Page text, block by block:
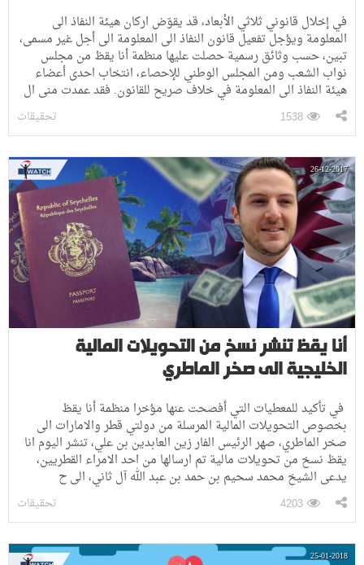
في إخلال قانوني ثلاثي الأبعاد، قد يقوّض اركان هيئة النفاذ الى
المعلومة ويؤجل تفعيل قانون النفاذ الى المعلومة الى أجل غير مسمى،
تبين، حسب وثائق رسمية حصلت عليها منظمة أنا يقظ من مجلس
نواب الشعب ومن المجلس الوطني للإحصاء، انتخاب احدى أعضاء
هيئة النفاذ الى المعلومة في خلاف صريح للقانون. فقد عمدت منى ال
تحقيقات 1538
26-12-2017
أنا يقظ تنشر نسخ من التحويلات المالية
الخليجية الى صخر الماطري
في تأكيد للمعطيات التي أفصحت عنها مؤخرا منظمة أنا يقظ
بخصوص التحويلات المالية المرسلة من دولتي قطر والامارات الى
صخر الماطري، صهر الرئيس الفار زين العابدين بن علي، تنشر اليوم انا
يقظ نسخ من تحويلات مالية تم ارسالها من احد الامراء القطريين،
يدعى الشيخ محمد سحيم بن حمد بن عبد الله آل ثاني، الى ح
تحقيقات 4203
25-01-2018